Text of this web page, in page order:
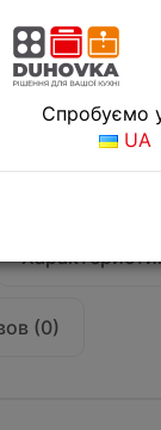
Franke
(0)
Спробуємо
UA